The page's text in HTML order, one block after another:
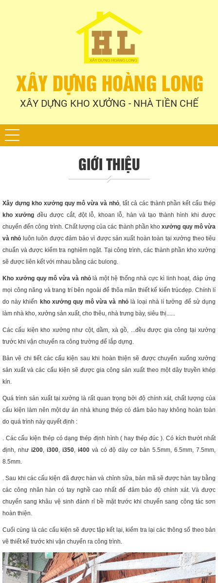
XÂY DỰNG KHO XƯỞNG - NHÀ TIỀN CHẾ
GIỚI THIỆU
Xây dựng kho xưởng quy mô vừa và nhỏ, tất cả các thành phần kết cấu thép
kho xưởng đều được cắt, đột lỗ, khoan lỗ, hàn và tạo thành hình khi được
chuyển đến công trình. Chất lượng của các thành phần khoxưởng quy mô vừa
và nhỏ luôn luôn được đảm bảo vì được sản xuất hoàn toàn tại xưởng theo tiêu
chuẩn và được kiểm tra nghiêm ngặt. Tại công trình, các thành phần kho xưởng
sẽ được liên kết với mhau bằng các bulong.
Kho xưởng quy mô vừa và nhỏlà một hệ thống nhà cực kì linh hoạt, đáp ứng
mọi công năng và trang trí bên ngoài để thõa mãn thiết kế kiến trúcđẹp. Chính lí
do này khiến kho xưởng quy mô vừa và nhỏlà loại nhà lí tưởng để sử dụng
làm nhà kho, xưởng sản xuất, cho thêu, nhà trưng bày, siêu thị......
Các cấu kiện kho xưởng như cột, dầm, xà gồ, ...đều được gia công tại xưởng
trước khi vận chuyển ra công trường để lắp dựng.
Bản vẽ chi tiết các cấu kiện sau khi hoàn thiện sẽ được chuyển xuống xưởng
sản xuất và các cấu kiện sẽ được gia công sản xuất theo một dây truyền khép
kín.
Quá trình sản xuất tại xưởng là rất quan trọng bởi độ chính xát, chất lượng của
cấu kiện làm nên một dự án nhà khung thép có đảm bảo hay không hoàn toàn
do quá trình này quyết định :
. Các cấu kiện thép có dạng thép định hình ( hay thép đúc ). Có kích thướt nhất
định, như i200,i300, i350,i400và có độ dày cơ bản 5.5mm, 6.5mm, 7.5mm,
8.5mm.
. Sau khi các cấu kiện đã được hàn và chỉnh sữa, bản mã sẽ được hàn tay bằng
các công nhân hàn có tay nghề cao nhất để đảm bảo độ chính xát. Và được
chuyển sang khâu vệ sinh đánh rỉ bề mặt trước khi chuyển sang công tác sơn
hoàn thiện.
Cuối cùng là các cấu kiện sẽ được tập kết lại, kiểm tra lại các thông số theo bản
vẽ thiết kế trước khi vận chuyển ra công trình.